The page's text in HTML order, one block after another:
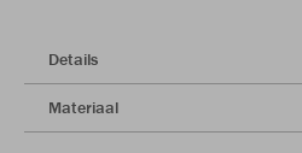
Details
Materiaal